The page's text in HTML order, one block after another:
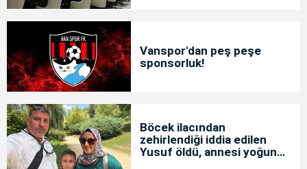
Vanspor'dan peş peşe
sponsorluk!
Böcek ilacından
zehirlendiği iddia edilen
Yusuf öldü, annesi yoğun